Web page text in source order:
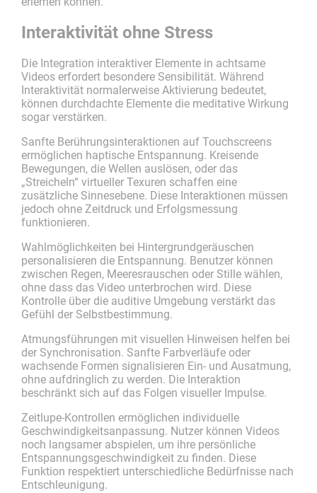
Interaktivität ohne Stress
Die Integration interaktiver Elemente in achtsame
Videos erfordert besondere Sensibilität. Während
Interaktivität normalerweise Aktivierung bedeutet,
können durchdachte Elemente die meditative Wirkung
sogar verstärken.
Sanfte Berührungsinteraktionen auf Touchscreens
ermöglichen haptische Entspannung. Kreisende
Bewegungen, die Wellen auslösen, oder das
„Streicheln“ virtueller Texuren schaffen eine
zusätzliche Sinnesebene. Diese Interaktionen müssen
jedoch ohne Zeitdruck und Erfolgsmessung
funktionieren.
Wahlmöglichkeiten bei Hintergrundgeräuschen
personalisieren die Entspannung. Benutzer können
zwischen Regen, Meeresrauschen oder Stille wählen,
ohne dass das Video unterbrochen wird. Diese
Kontrolle über die auditive Umgebung verstärkt das
Gefühl der Selbstbestimmung.
Atmungsführungen mit visuellen Hinweisen helfen bei
der Synchronisation. Sanfte Farbverläufe oder
wachsende Formen signalisieren Ein- und Ausatmung,
ohne aufdringlich zu werden. Die Interaktion
beschränkt sich auf das Folgen visueller Impulse.
Zeitlupe-Kontrollen ermöglichen individuelle
Geschwindigkeitsanpassung. Nutzer können Videos
noch langsamer abspielen, um ihre persönliche
Entspannungsgeschwindigkeit zu finden. Diese
Funktion respektiert unterschiedliche Bedürfnisse nach
Entschleunigung.